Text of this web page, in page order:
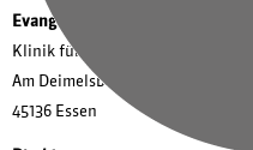
Evang. Krankenhaus Essen-Steele
Klinik für Geriatrie
Am Deimelsberg 34a, 45276 Essen
45136 Essen